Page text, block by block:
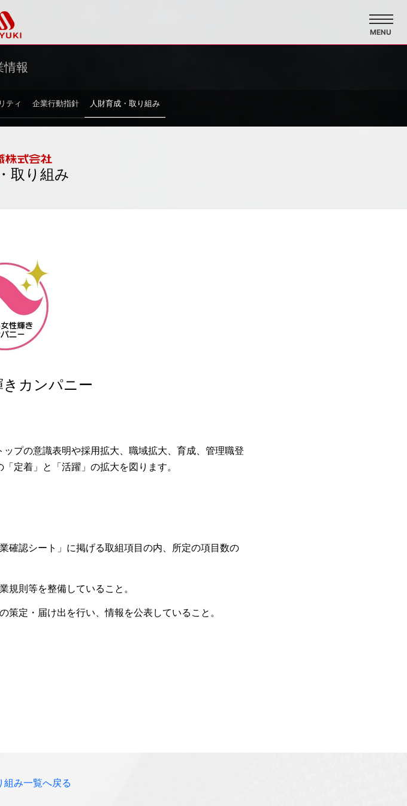
MENU
情報
ティ 企業行動指針 人財育成・取り組み
取り組み
カンパニー
プの意識表明や採用拡大、職域拡大、育成、管理職登
定着」と「活躍」の拡大を図ります。
確認シート」に掲げる取組項目の内、所定の項目数の
規則等を整備していること。
策定・届け出を行い、情報を公表していること。
組み一覧へ戻る